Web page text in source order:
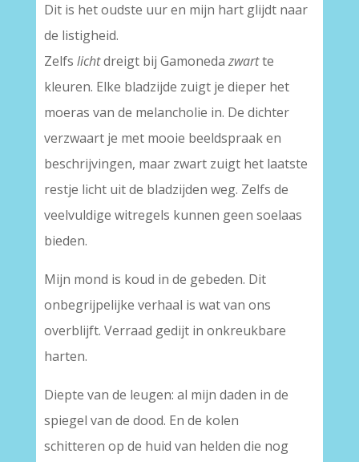
Dit is het oudste uur en mijn hart glijdt naar
de listigheid.
Zelfs lichtdreigt bij Gamoneda zwartte
kleuren. Elke bladzijde zuigt je dieper het
moeras van de melancholie in. De dichter
verzwaart je met mooie beeldspraak en
beschrijvingen, maar zwart zuigt het laatste
restje licht uit de bladzijden weg. Zelfs de
veelvuldige witregels kunnen geen soelaas
bieden.
Mijn mond is koud in de gebeden. Dit
onbegrijpelijke verhaal is wat van ons
overblijft. Verraad gedijt in onkreukbare
harten.
Diepte van de leugen: al mijn daden in de
spiegel van de dood. En de kolen
schitteren op de huid van helden die nog